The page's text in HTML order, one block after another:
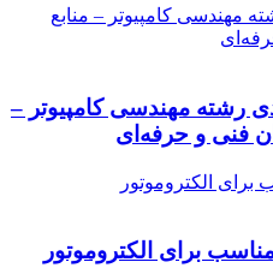
مهندسی کامپیوتر – منابع
رشته مهندسی کامپیوتر –
فنی و حرفه‌ای
برای الکتروموتور
برای الکتروموتور